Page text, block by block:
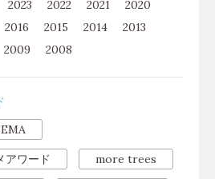
2023 2022 2021
2020
2016 2015 2014
2013
2009 2008
アワード more trees